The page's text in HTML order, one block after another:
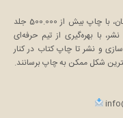
انتشارات متخصصان، ناشر برگزیده‌ی کتاب سال جوانان، با چاپ بیش از 500.000 جلد
و نشر، با بهره‌گیری از تیم حرفه‌ای
و نشر تا چاپ کتاب در کنار
شکل ممکن به چاپ برسانند.